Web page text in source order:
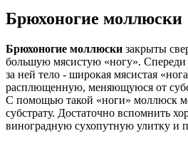
Брюхоногие моллюски
Брюхоногие моллюски закрыты
большую мясистую «ногу». Спереди
за ней тело - широкая мясистая
расплющенную, меняющуюся от
С помощью такой «ноги» моллюск
субстрату. Достаточно вспомнить
виноградную сухопутную улитку и